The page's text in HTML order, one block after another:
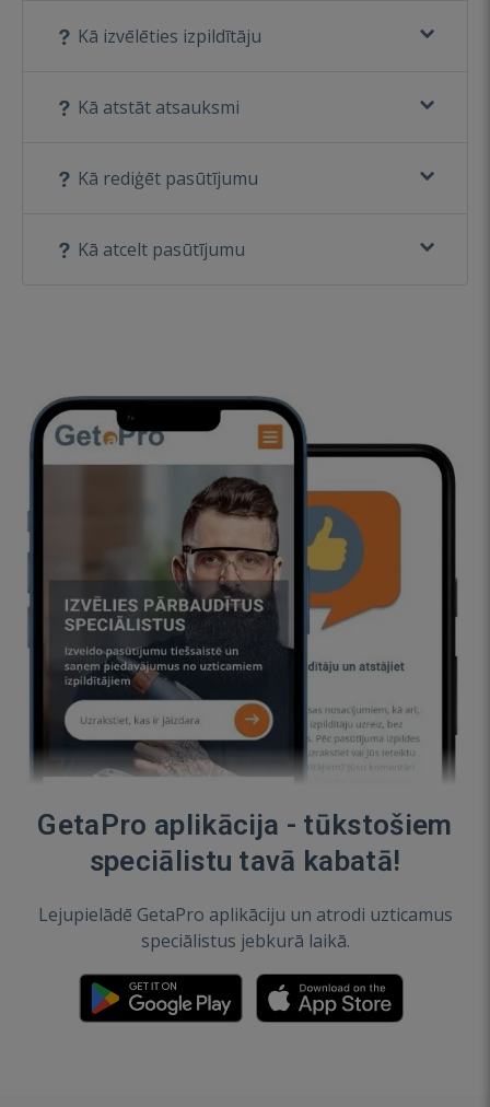
Kā izvēlēties izpildītāju
Kā atstāt atsauksmi
Kā rediģēt pasūtījumu
Kā atcelt pasūtījumu
GetaPro aplikācija - tūkstošiem
speciālistu tavā kabatā!
Lejupielādē GetaPro aplikāciju un atrodi uzticamus
speciālistus jebkurā laikā.